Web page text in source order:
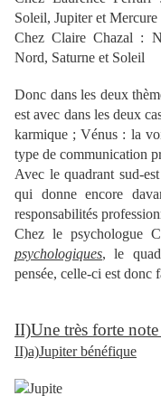
Soleil, Jupiter et Mercure
Chez Claire Chazal :
Nord, Saturne et Soleil
Donc dans les deux
est avec dans les deux
karmique ; Vénus : la
type de communication
Avec le quadrant sud-
qui donne encore
responsabilités
Chez le psychologue
psychologiques, le
pensée, celle-ci est donc
II)Une très forte
II)a)Jupiter bénéfique